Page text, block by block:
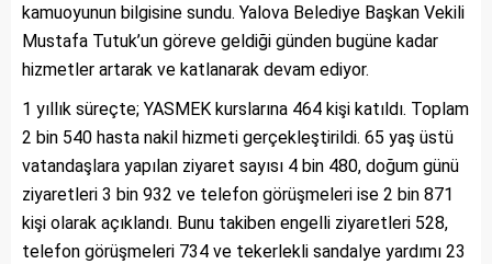
kamuoyunun bilgisine sundu. Yalova Belediye Başkan Vekili
Mustafa Tutuk’un göreve geldiği günden bugüne kadar
hizmetler artarak ve katlanarak devam ediyor.
1 yıllık süreçte; YASMEK kurslarına 464 kişi katıldı. Toplam
2 bin 540 hasta nakil hizmeti gerçekleştirildi. 65 yaş üstü
vatandaşlara yapılan ziyaret sayısı 4 bin 480, doğum günü
ziyaretleri 3 bin 932 ve telefon görüşmeleri ise 2 bin 871
kişi olarak açıklandı. Bunu takiben engelli ziyaretleri 528,
telefon görüşmeleri 734 ve tekerlekli sandalye yardımı 23